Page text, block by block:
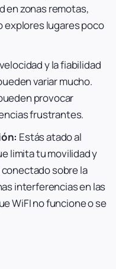
en zonas remotas,
explores lugares poco
y la fiabilidad
variar mucho.
provocar
frustrantes.
Estás atado al
limita tu movilidad y
sobre la
interferencias en las
WiFI no funcione o se